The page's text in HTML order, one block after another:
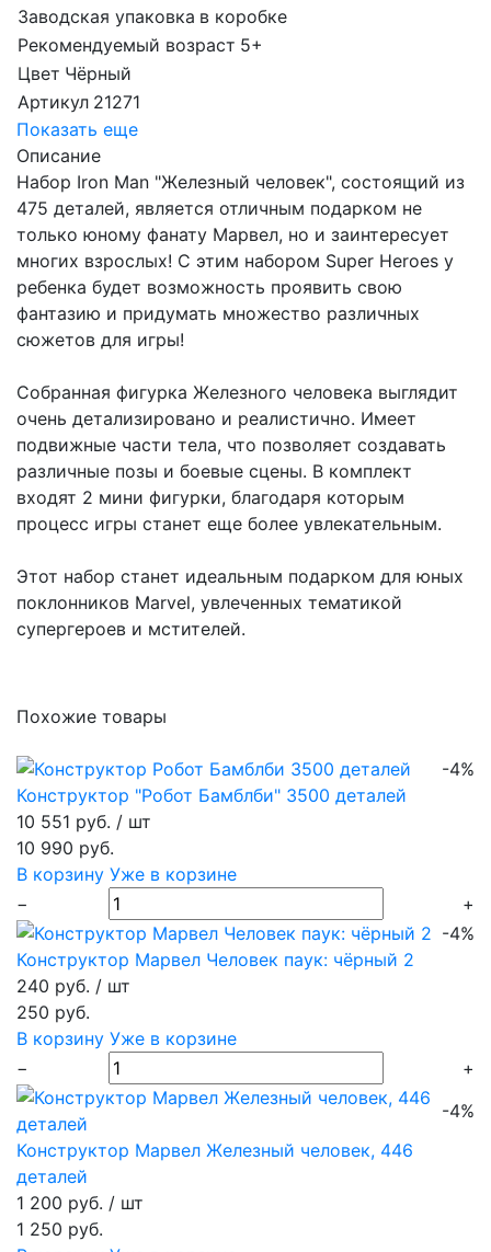
Заводская упаковка в коробке
Рекомендуемый возраст 5+
Цвет Чёрный
Артикул 21271
Показать еще
Описание
Набор Iron Man "Железный человек", состоящий из
475 деталей, является отличным подарком не
только юному фанату Марвел, но и заинтересует
многих взрослых! С этим набором Super Heroes у
ребенка будет возможность проявить свою
фантазию и придумать множество различных
сюжетов для игры!
Собранная фигурка Железного человека выглядит
очень детализировано и реалистично. Имеет
подвижные части тела, что позволяет создавать
различные позы и боевые сцены. В комплект
входят 2 мини фигурки, благодаря которым
процесс игры станет еще более увлекательным.
Этот набор станет идеальным подарком для юных
поклонников Marvel, увлеченных тематикой
супергероев и мстителей.
Похожие товары
-4%
Конструктор "Робот Бамблби" 3500 деталей
10 551 руб. / шт
10 990 руб.
В корзину Уже в корзине
−
+
-4%
Конструктор Марвел Человек паук: чёрный 2
240 руб. / шт
250 руб.
В корзину Уже в корзине
−
+
-4%
Конструктор Марвел Железный человек, 446
деталей
1 200 руб. / шт
1 250 руб.